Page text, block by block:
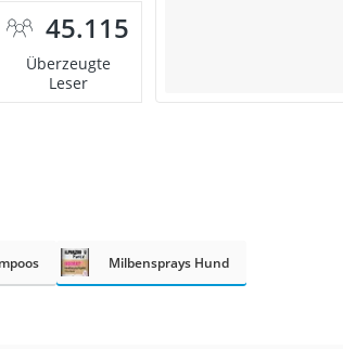
45.115
Überzeugte
Leser
Milbensprays Hund